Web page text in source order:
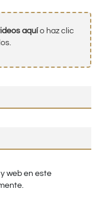
aquío haz clic
web en este